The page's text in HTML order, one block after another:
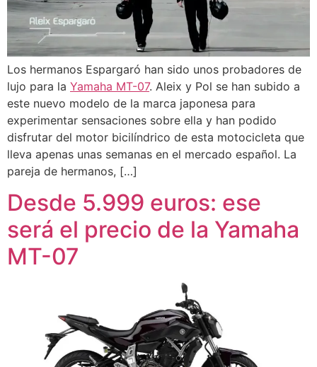
Los hermanos Espargaró han sido unos probadores de
lujo para la Yamaha MT-07. Aleix y Pol se han subido a
este nuevo modelo de la marca japonesa para
experimentar sensaciones sobre ella y han podido
disfrutar del motor bicilíndrico de esta motocicleta que
lleva apenas unas semanas en el mercado español. La
pareja de hermanos, […]
Desde 5.999 euros: ese
será el precio de la Yamaha
MT-07